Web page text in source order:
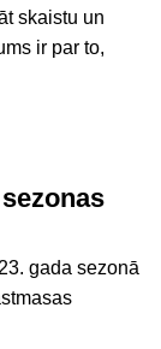
skaistu un
ir par to,
gada sezonā